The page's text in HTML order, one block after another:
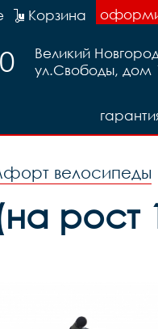
Корзина
Великий
ул.Свободы, дом
велосипеды
рост